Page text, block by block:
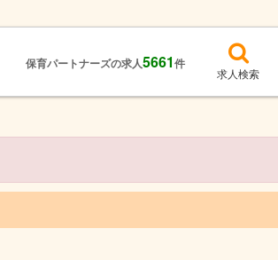
保育パートナーズの求人5661件
求人検索